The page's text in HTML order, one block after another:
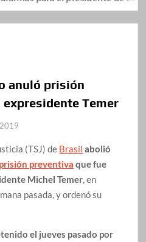
anuló prisión
Temer
(TSJ) de Brasil abolió
preventiva que fue
Michel Temer, en
pasada, y ordenó su
el jueves pasado por